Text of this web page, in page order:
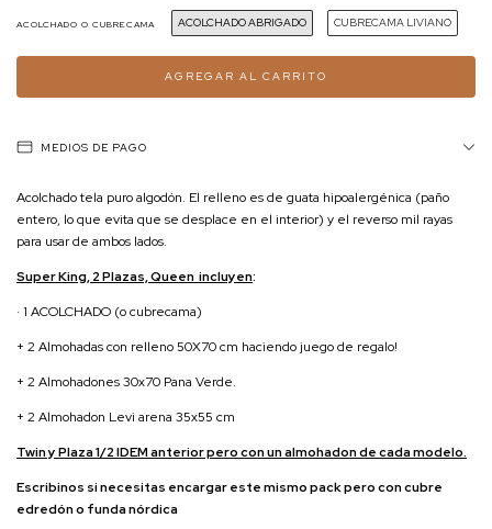
ACOLCHADO O CUBRECAMA ACOLCHADO ABRIGADO CUBRECAMA LIVIANO
MEDIOS DE PAGO
Acolchado tela puro algodón. El relleno es de guata hipoalergénica (paño
entero, lo que evita que se desplace en el interior) y el reverso mil rayas
para usar de ambos lados.
Super King, 2 Plazas, Queen incluyen:
· 1 ACOLCHADO (o cubrecama)
+ 2 Almohadas con relleno 50X70 cm haciendo juego de regalo!
+ 2 Almohadones 30x70 Pana Verde.
+ 2 Almohadon Levi arena 35x55 cm
Twin y Plaza 1/2 IDEM anterior pero con un almohadon de cada modelo.
Escribinos si necesitas encargar este mismo pack pero con cubre
edredón o funda nórdica